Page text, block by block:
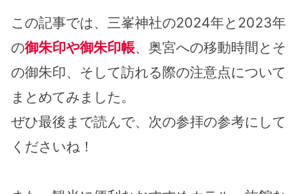
この記事では、三峯神社の2024年と2023年
の御朱印や御朱印帳、奥宮への移動時間とそ
の御朱印、そして訪れる際の注意点について
まとめてみました。
ぜひ最後まで読んで、次の参拝の参考にして
くださいね！